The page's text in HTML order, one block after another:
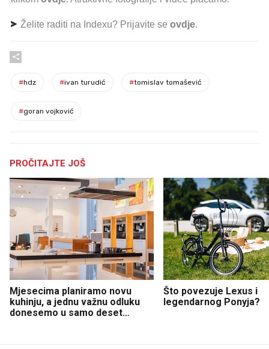
Želite raditi na Indexu? Prijavite se ovdje.
#hdz #ivan turudić #tomislav tomašević
#goran vojković
PROČITAJTE JOŠ
Mjesecima planiramo novu
kuhinju, a jednu važnu odluku
donesemo u samo deset
Što povezuje Lexus i
legendarnog Ponyja?